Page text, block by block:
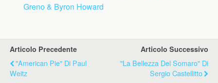
Greno & Byron Howard
Articolo Precedente
"American Pie" Di Paul
Weitz
Articolo Successivo
"La Bellezza Del Somaro" Di
Sergio Castellitto